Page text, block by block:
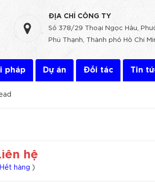
ĐỊA CHỈ CÔNG TY
Số 378/29 Thoại Ngọc Hầu,
Phú Thạnh, Thành phố Hồ Chí
pháp Dự án Đối tác Tin
hệ
Hết hàng )